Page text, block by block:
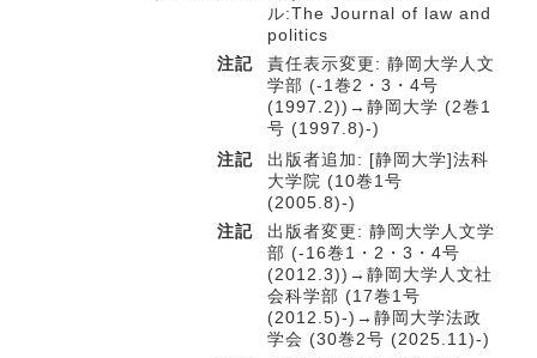
ル:The Journal of law and
politics
注記
責任表示変更: 静岡大学人文
学部 (-1巻2・3・4号
(1997.2))→静岡大学 (2巻1
号 (1997.8)-)
注記
出版者追加: [静岡大学]法科
大学院 (10巻1号
(2005.8)-)
注記
出版者変更: 静岡大学人文学
部 (-16巻1・2・3・4号
(2012.3))→静岡大学人文社
会科学部 (17巻1号
(2012.5)-)→静岡大学法政
学会 (30巻2号 (2025.11)-)